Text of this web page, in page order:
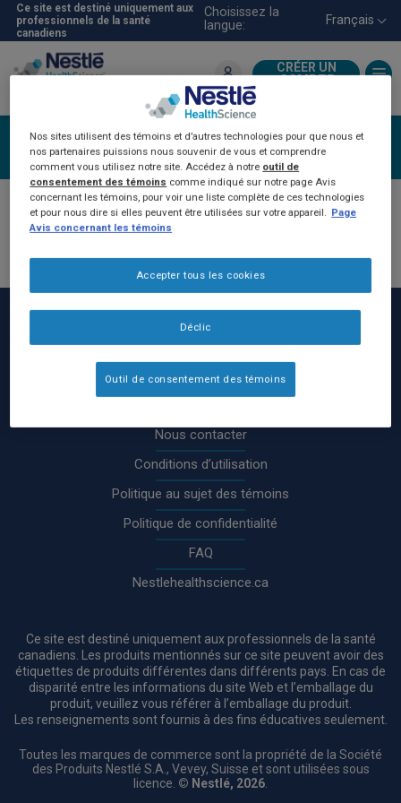
Aller
au
contenu
principal
Ce site est destiné uniquement aux
professionnels de la santé
canadiens
Choisissez la
langue:
Français
CRÉER UN
COMPTE
Ouvrir une session
Nous contacter
Conditions d’utilisation
Politique au sujet des témoins
Politique de confidentialité
FAQ
Nestlehealthscience.ca
Ce site est destiné uniquement aux professionnels de la santé
canadiens. Les produits mentionnés sur ce site peuvent avoir des
étiquettes de produits différentes dans différents pays. En cas de
disparité entre les informations du site Web et l’emballage du
produit, veuillez vous référer à l’emballage du produit.
Les renseignements sont fournis à des fins éducatives seulement.
Toutes les marques de commerce sont la propriété de la Société
des Produits Nestlé S.A., Vevey, Suisse et sont utilisées sous
licence. © Nestlé, 2026
Nos sites utilisent des témoins et d’autres technologies pour que nous et
nos partenaires puissions nous souvenir de vous et comprendre
comment vous utilisez notre site. Accédez à notre outil de
consentement des témoins comme indiqué sur notre page Avis
concernant les témoins, pour voir une liste complète de ces technologies
et pour nous dire si elles peuvent être utilisées sur votre appareil.
Page
Avis concernant les témoins
Déclic
Accepter tous les cookies
Outil de consentement des témoins